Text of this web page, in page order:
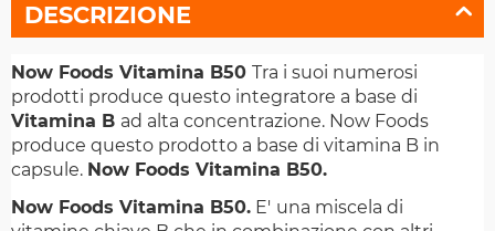
DESCRIZIONE
Now Foods Vitamina B50 Tra i suoi numerosi
prodotti produce questo integratore a base di
Vitamina B ad alta concentrazione. Now Foods
produce questo prodotto a base di vitamina B in
capsule. Now Foods Vitamina B50.
Now Foods Vitamina B50. E' una miscela di